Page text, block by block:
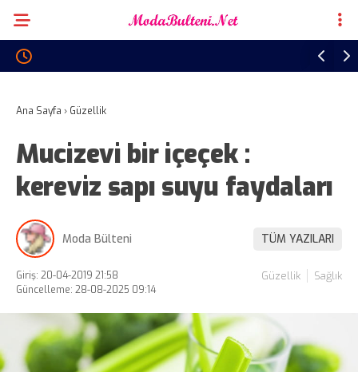
Ana Sayfa › Güzellik
Mucizevi bir içeçek :
kereviz sapı suyu faydaları
Moda Bülteni TÜM YAZILARI
Giriş: 20-04-2019 21:58
Güncelleme: 28-08-2025 09:14
Güzellik Sağlık